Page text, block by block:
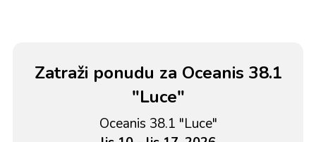
Zatraži ponudu za Oceanis 38.1
"Luce"
Oceanis 38.1 "Luce"